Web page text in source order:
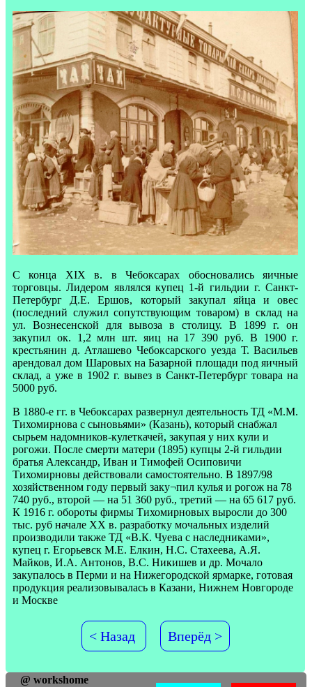
С конца XIX в. в Чебоксарах обосновались яичные
торговцы. Лидером являлся купец 1-й гильдии г. Санкт-
Петербург Д.Е. Ершов, который закупал яйца и овес
(последний служил сопутствующим товаром) в склад на
ул. Вознесенской для вывоза в столицу. В 1899 г. он
закупил ок. 1,2 млн шт. яиц на 17 390 руб. В 1900 г.
крестьянин д. Атлашево Чебоксарского уезда Т. Васильев
арендовал дом Шаровых на Базарной площади под яичный
склад, а уже в 1902 г. вывез в Санкт-Петербург товара на
5000 руб.
В 1880-е гг. в Чебоксарах развернул деятельность ТД «М.М.
Тихомирнова с сыновьями» (Казань), который снабжал
сырьем надомников-кулеткачей, закупая у них кули и
рогожи. После смерти матери (1895) купцы 2-й гильдии
братья Александр, Иван и Тимофей Осиповичи
Тихомирновы действовали самостоятельно. В 1897/98
хозяйственном году первый заку¬пил кулья и рогож на 78
740 руб., второй — на 51 360 руб., третий — на 65 617 руб.
К 1916 г. обороты фирмы Тихомирновых выросли до 300
тыс. руб начале XX в. разработку мочальных изделий
производили также ТД «В.К. Чуева с наследниками»,
купец г. Егорьевск М.Е. Елкин, Н.С. Стахеева, А.Я.
Майков, И.А. Антонов, B.C. Никишев и др. Мочало
закупалось в Перми и на Нижегородской ярмарке, готовая
продукция реализовывалась в Казани, Нижнем Новгороде
и Москве
< Назад Вперёд >
@ workshome